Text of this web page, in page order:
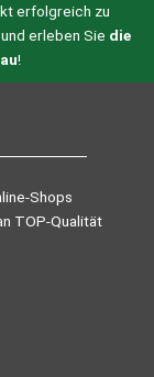
erfolgreich zu
erleben Sie die
!
Shops
TOP-Qualität